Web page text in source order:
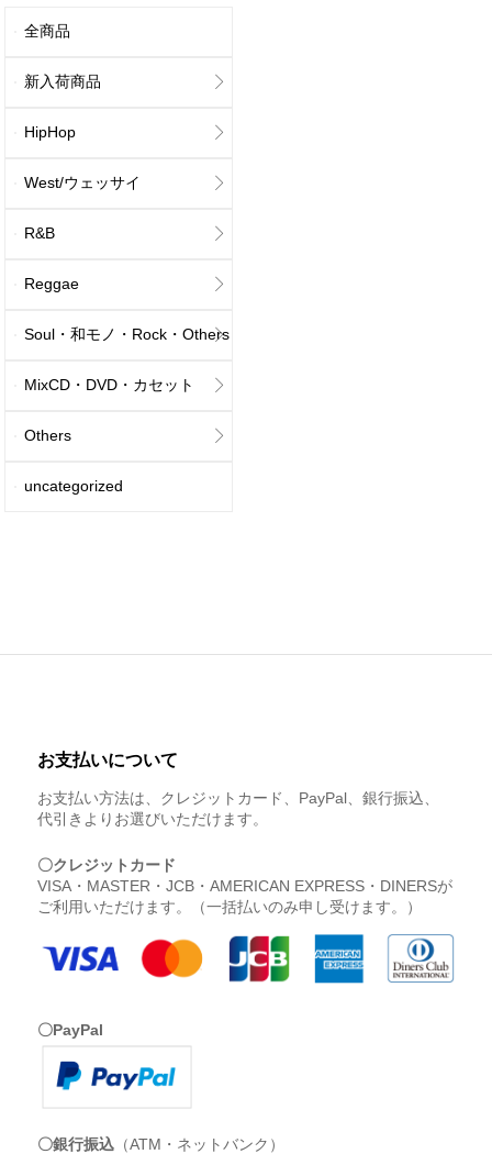
全商品
新入荷商品
HipHop
West/ウェッサイ
R&B
Reggae
Soul・和モノ・Rock・Others
MixCD・DVD・カセット
Others
uncategorized
お支払いについて
お支払い方法は、クレジットカード、PayPal、銀行振込、
代引きよりお選びいただけます。
〇クレジットカード
VISA・MASTER・JCB・AMERICAN EXPRESS・DINERSが
ご利用いただけます。（一括払いのみ申し受けます。）
〇PayPal
〇銀行振込 （ATM・ネットバンク）